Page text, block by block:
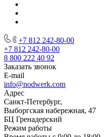
+7 812 242-80-00
+7 812 242-80-00
8 800 222 40 92
Заказать звонок
E-mail
info@nodwerk.com
Адрес
Санкт-Петербург,
Выборгская набережная, 47
БЦ Гренадерский
Режим работы